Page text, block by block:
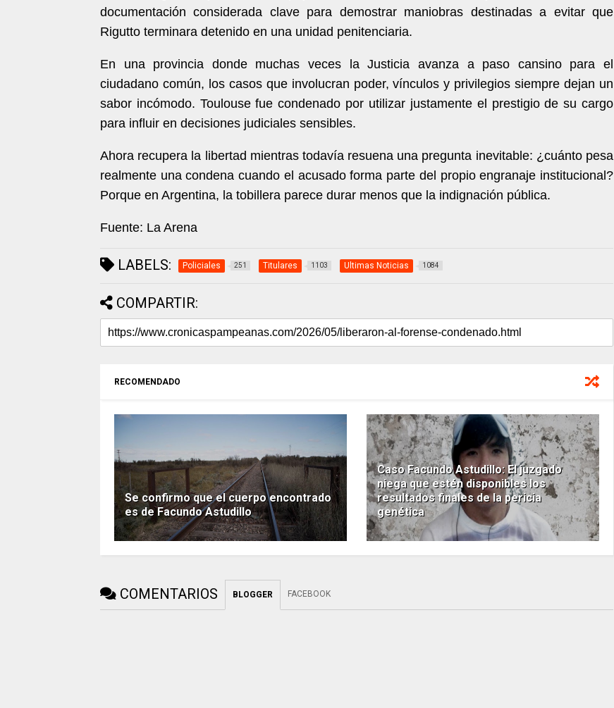
documentación considerada clave para demostrar maniobras destinadas a evitar que
Rigutto terminara detenido en una unidad penitenciaria.
En una provincia donde muchas veces la Justicia avanza a paso cansino para el
ciudadano común, los casos que involucran poder, vínculos y privilegios siempre dejan un
sabor incómodo. Toulouse fue condenado por utilizar justamente el prestigio de su cargo
para influir en decisiones judiciales sensibles.
Ahora recupera la libertad mientras todavía resuena una pregunta inevitable: ¿cuánto pesa
realmente una condena cuando el acusado forma parte del propio engranaje institucional?
Porque en Argentina, la tobillera parece durar menos que la indignación pública.
Fuente: La Arena
LABELS: Policiales 251 Titulares 1103 Ultimas Noticias 1084
COMPARTIR:
RECOMENDADO
Se confirmo que el cuerpo encontrado
es de Facundo Astudillo
Caso Facundo Astudillo: El juzgado
niega que estén disponibles los
resultados finales de la pericia
genética
COMENTARIOS BLOGGER FACEBOOK